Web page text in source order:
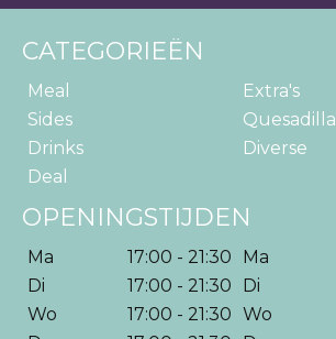
CATEGORIEËN
Meal
Extra's
Sides
Quesadilla
Drinks
Diverse
Deal
OPENINGSTIJDEN
Ma 17:00 - 21:30 Ma
Di
17:00 - 21:30 Di
Wo
17:00 - 21:30 Wo